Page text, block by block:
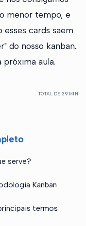
serve?
Kanban
termos
menor tempo, e
cards saem
do nosso kanban.
próxima aula.
TOTAL DE 39 MIN